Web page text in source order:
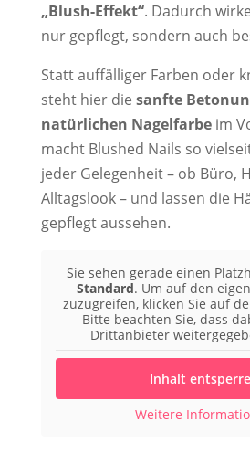
„Blush-Effekt“. Dadurch
nur gepflegt, sondern auch
Statt auffälliger Farben oder
steht hier die sanfte
natürlichen Nagelfarbeim
macht Blushed Nails so
jeder Gelegenheit – ob Büro,
Alltagslook – und lassen die
gepflegt aussehen.
Sie sehen gerade einen
Standard. Um auf den
zuzugreifen, klicken Sie auf
Bitte beachten Sie, dass
Drittanbieter
Inhalt
Weitere